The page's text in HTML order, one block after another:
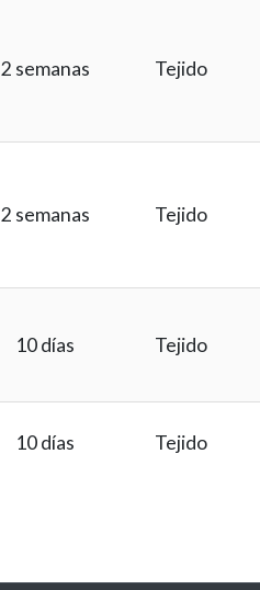
2 semanas Tejido
2 semanas Tejido
10 días Tejido
10 días Tejido